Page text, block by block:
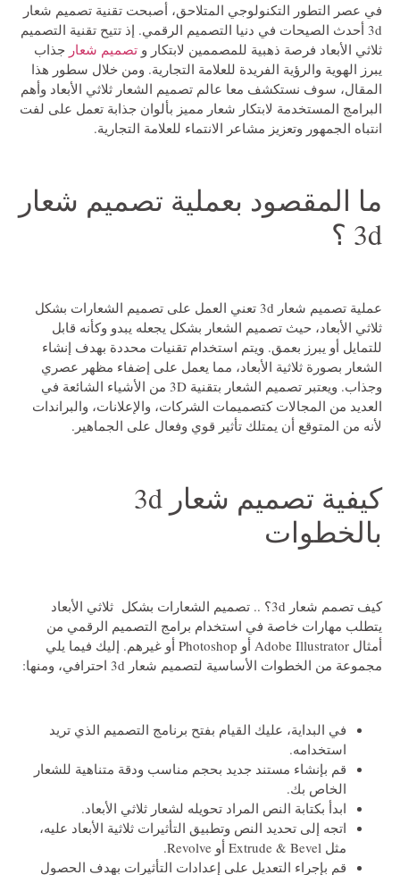
في عصر التطور التكنولوجي المتلاحق، أصبحت تقنية تصميم شعار
3d أحدث الصيحات في دنيا التصميم الرقمي. إذ تتيح تقنية التصميم
ثلاثي الأبعاد فرصة ذهبية للمصممين لابتكار و تصميم شعار جذاب
يبرز الهوية والرؤية الفريدة للعلامة التجارية. ومن خلال سطور هذا
المقال، سوف نستكشف معا عالم تصميم الشعار ثلاثي الأبعاد وأهم
البرامج المستخدمة لابتكار شعار مميز بألوان جذابة تعمل على لفت
انتباه الجمهور وتعزيز مشاعر الانتماء للعلامة التجارية.
ما المقصود بعملية تصميم شعار
3d ؟
عملية تصميم شعار 3d
تعني العمل على تصميم الشعارات بشكل
ثلاثي الأبعاد، حيث تصميم الشعار بشكل يجعله يبدو وكأنه قابل
للتمايل أو يبرز بعمق. ويتم استخدام تقنيات محددة بهدف إنشاء
الشعار بصورة ثلاثية الأبعاد، مما يعمل على إضفاء مظهر عصري
وجذاب. ويعتبر تصميم الشعار بتقنية 3D من الأشياء الشائعة في
العديد من المجالات كتصميمات الشركات، والإعلانات، والبراندات
لأنه من المتوقع أن يمتلك تأثير قوي وفعال على الجماهير.
كيفية تصميم شعار 3d
بالخطوات
كيف تصمم شعار 3d؟ ..
تصميم الشعارات بشكل ثلاثي الأبعاد
يتطلب مهارات خاصة في استخدام برامج التصميم الرقمي من
أمثال Adobe Illustrator أو Photoshop أو غيرهم. إليك فيما يلي
مجموعة من الخطوات الأساسية لتصميم شعار 3d احترافي، ومنها:
في البداية، عليك القيام بفتح برنامج التصميم الذي تريد
استخدامه.
قم بإنشاء مستند جديد بحجم مناسب ودقة متناهية للشعار
الخاص بك.
ابدأ بكتابة النص المراد تحويله لشعار ثلاثي الأبعاد.
اتجه إلى تحديد النص وتطبيق التأثيرات ثلاثية الأبعاد عليه،
مثل Extrude & Bevel أو Revolve.
قم بإجراء التعديل على إعدادات التأثيرات بهدف الحصول